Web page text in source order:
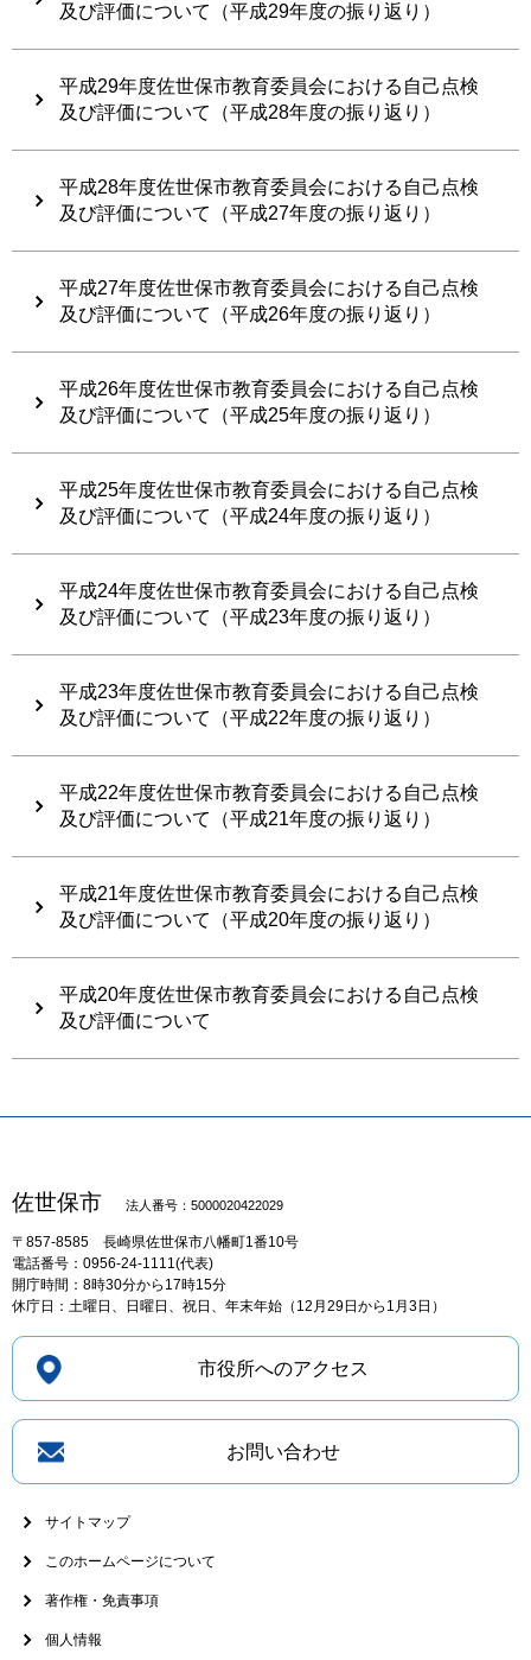
及び評価について（平成29年度の振り返り）
平成29年度佐世保市教育委員会における自己点検
及び評価について（平成28年度の振り返り）
平成28年度佐世保市教育委員会における自己点検
及び評価について（平成27年度の振り返り）
平成27年度佐世保市教育委員会における自己点検
及び評価について（平成26年度の振り返り）
平成26年度佐世保市教育委員会における自己点検
及び評価について（平成25年度の振り返り）
平成25年度佐世保市教育委員会における自己点検
及び評価について（平成24年度の振り返り）
平成24年度佐世保市教育委員会における自己点検
及び評価について（平成23年度の振り返り）
平成23年度佐世保市教育委員会における自己点検
及び評価について（平成22年度の振り返り）
平成22年度佐世保市教育委員会における自己点検
及び評価について（平成21年度の振り返り）
平成21年度佐世保市教育委員会における自己点検
及び評価について（平成20年度の振り返り）
平成20年度佐世保市教育委員会における自己点検
及び評価について
佐世保市 法人番号：5000020422029
〒857-8585 長崎県佐世保市八幡町1番10号
電話番号：0956-24-1111(代表)
開庁時間：8時30分から17時15分
休庁日：土曜日、日曜日、祝日、年末年始（12月29日から1月3日）
市役所へのアクセス
お問い合わせ
サイトマップ
このホームページについて
著作権・免責事項
個人情報